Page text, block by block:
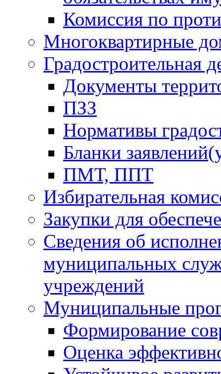
Комиссия по
Многоквартирные
Градостроительная
Документы
ПЗЗ
Нормативы
Бланки
ПМТ, ППТ
Избирательная
Закупки для
Сведения об
муниципальных
учреждений
Муниципальные
Формирование
Оценка